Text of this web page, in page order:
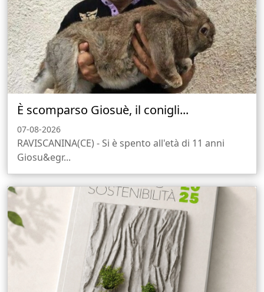
È scomparso Giosuè, il conigli...
07-08-2026
RAVISCANINA(CE) - Si è spento all'età di 11 anni
Giosu&egr...